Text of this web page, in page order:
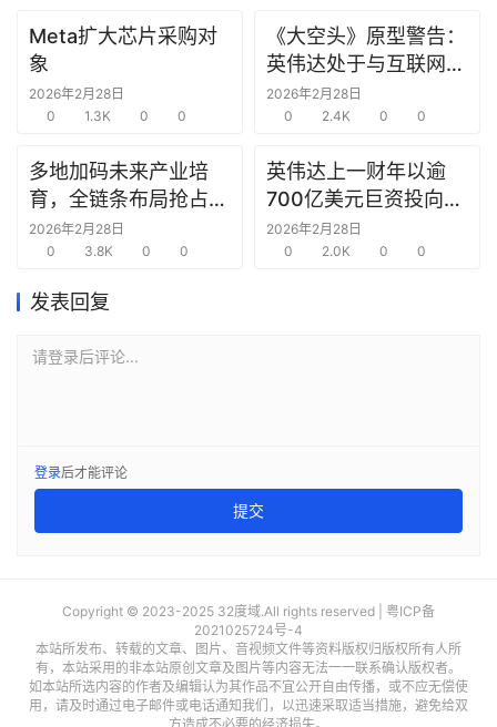
之
窗
链
合
圈
Meta扩大芯片采购对
象
2026年2月28日
0
1.3K 0 0
《大空头》原型警告：
英伟达处于与互联网泡
沫时期思科同样的“危
险境地”
2026年2月28日
0
2.4K 0 0
多地加码未来产业培
育，全链条布局抢占新
赛道先机
2026年2月28日
0
3.8K 0 0
英伟达上一财年以逾
700亿美元巨资投向合
作方，竭力巩固AI芯片
需求
2026年2月28日
0
2.0K 0 0
发表回复
请登录后评论...
登录后才能评论
提交
Copyright © 2023-2025 32度域.All rights reserved | 粤ICP备
2021025724号-4
本站所发布、转载的文章、图片、音视频文件等资料版权归版权所有人所
有，本站采用的非本站原创文章及图片等内容无法一一联系确认版权者。
如本站所选内容的作者及编辑认为其作品不宜公开自由传播，或不应无偿使
用，请及时通过电子邮件或电话通知我们，以迅速采取适当措施，避免给双